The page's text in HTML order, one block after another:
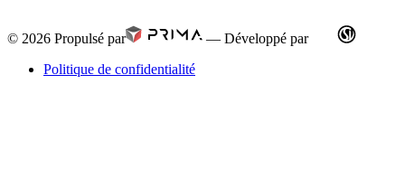
© 2026 Propulsé par — Développé par
Politique de confidentialité